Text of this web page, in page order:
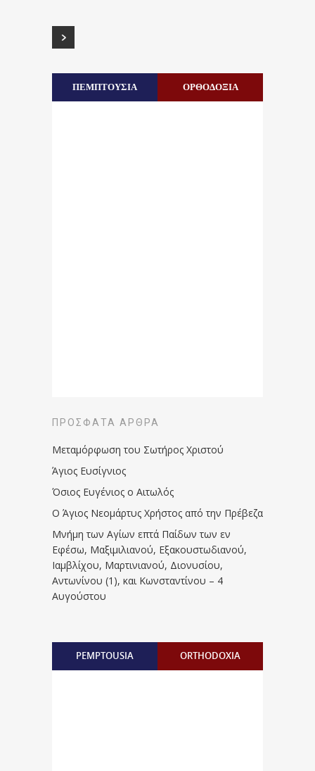
ΠΕΜΠΤΟΥΣΙΑ ΟΡΘΟΔΟΞΙΑ
ΠΡΌΣΦΑΤΑ ΆΡΘΡΑ
Μεταμόρφωση του Σωτήρος Χριστού
Άγιος Ευσίγνιος
Όσιος Ευγένιος ο Αιτωλός
Ο Άγιος Νεομάρτυς Χρήστος από την Πρέβεζα
Μνήμη των Aγίων επτά Παίδων των εν
Eφέσω, Mαξιμιλιανού, Eξακουστωδιανού,
Iαμβλίχου, Mαρτινιανού, Διονυσίου,
Aντωνίνου (1), και Kωνσταντίνου – 4
Αυγούστου
PEMPTOUSIA ORTHODOXIA